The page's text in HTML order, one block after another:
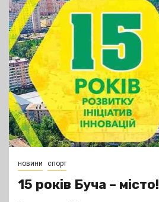
новини спорт
15 років Буча – місто!